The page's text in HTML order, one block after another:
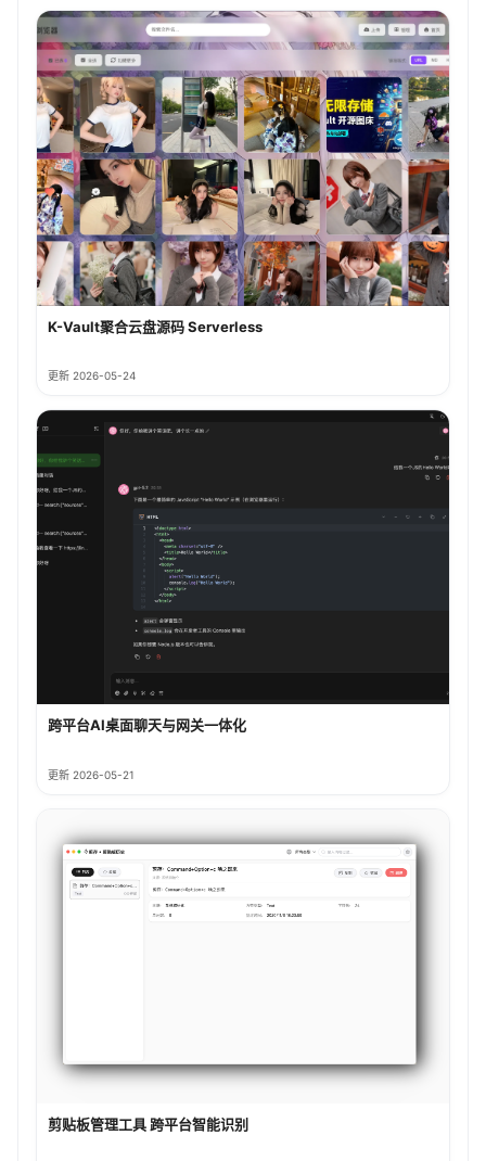
K-Vault聚合云盘源码 Serverless
更新 2026-05-24
跨平台AI桌面聊天与网关一体化
更新 2026-05-21
剪贴板管理工具 跨平台智能识别